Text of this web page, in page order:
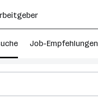
Job-Empfehlungen